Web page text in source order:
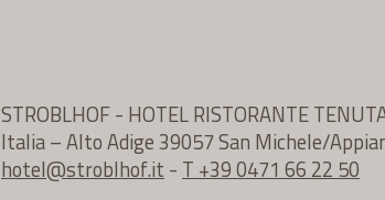
STROBLHOF - HOTEL RISTORANTE
Italia – Alto Adige 39057 San Michele/
hotel@stroblhof.it - T +39 0471 66 22 50